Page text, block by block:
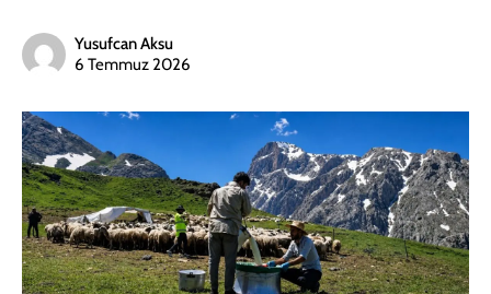
Yusufcan Aksu
6 Temmuz 2026